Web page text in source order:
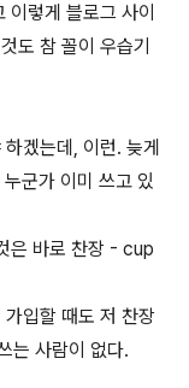
렇게 블로그 사이
도 참 꼴이 우습기
겠는데, 이런. 늦게
군가 이미 쓰고 있
은 바로 찬장 - cup
입할 때도 저 찬장
는 사람이 없다.